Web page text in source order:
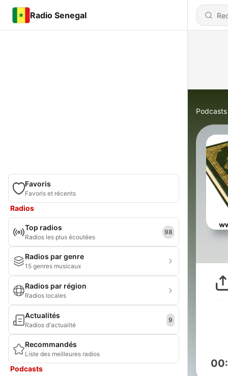
Radio Senegal
Favoris
Favoris et récents
Radios
Top radios
Radios les plus écoutées
98
Radios par genre
15 genres musicaux
Radios par région
Radios locales
Actualités
Radios d'actualité
9
Recommandés
Liste des meilleures radios
Podcasts
Podcasts